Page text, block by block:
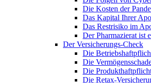
Die Kosten der
Das Kapital Ihrer
Das Restrisiko im
Der Pharmazierat ist
Der Versicherungs-Check
Die
Die
Die
Die Retax-